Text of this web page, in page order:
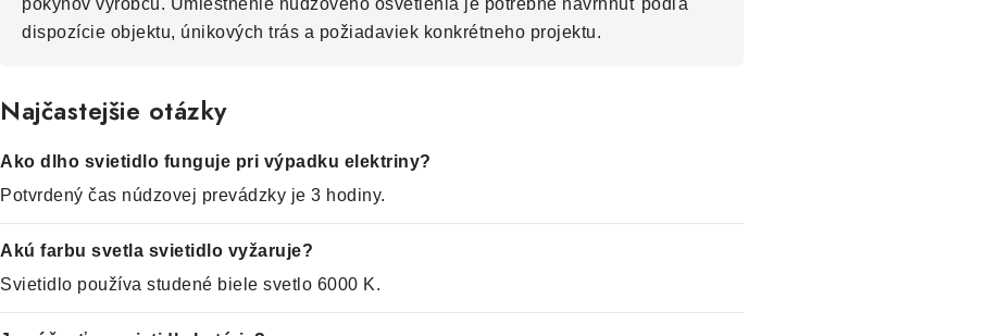
pokynov výrobcu. Umiestnenie núdzového osvetlenia je potrebné navrhnúť podľa
dispozície objektu, únikových trás a požiadaviek konkrétneho projektu.
Najčastejšie otázky
Ako dlho svietidlo funguje pri výpadku elektriny?
Potvrdený čas núdzovej prevádzky je 3 hodiny.
Akú farbu svetla svietidlo vyžaruje?
Svietidlo používa studené biele svetlo 6000 K.